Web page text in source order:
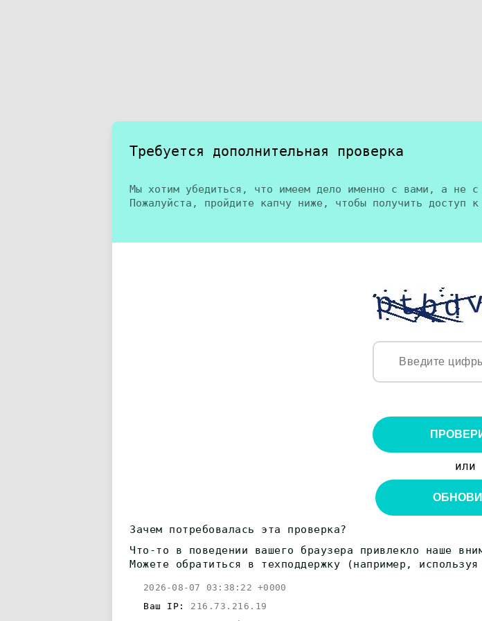
Требуется дополнительная проверка
Мы хотим убедиться, что имеем дело именно с вами, а не с
Пожалуйста, пройдите капчу ниже, чтобы получить доступ
или
Зачем потребовалась эта проверка?
Что-то в поведении вашего браузера привлекло наше
Можете обратиться в техподдержку (например,
2026-08-07 03:38:22 +0000
Ваш IP: 216.73.216.19